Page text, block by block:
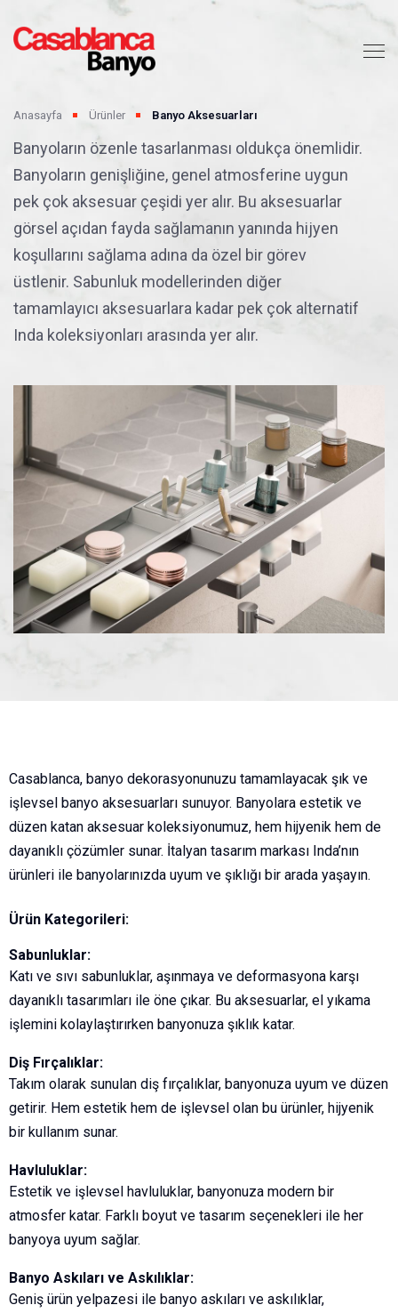
Anasayfa Ürünler Banyo Aksesuarları
Banyoların özenle tasarlanması oldukça önemlidir.
Banyoların genişliğine, genel atmosferine uygun
pek çok aksesuar çeşidi yer alır. Bu aksesuarlar
görsel açıdan fayda sağlamanın yanında hijyen
koşullarını sağlama adına da özel bir görev
üstlenir. Sabunluk modellerinden diğer
tamamlayıcı aksesuarlara kadar pek çok alternatif
Inda koleksiyonları arasında yer alır.
Casablanca, banyo dekorasyonunuzu tamamlayacak şık ve
işlevsel banyo aksesuarları sunuyor. Banyolara estetik ve
düzen katan aksesuar koleksiyonumuz, hem hijyenik hem de
dayanıklı çözümler sunar. İtalyan tasarım markası Inda’nın
ürünleri ile banyolarınızda uyum ve şıklığı bir arada yaşayın.
Ürün Kategorileri:
Sabunluklar:
Katı ve sıvı sabunluklar, aşınmaya ve deformasyona karşı
dayanıklı tasarımları ile öne çıkar. Bu aksesuarlar, el yıkama
işlemini kolaylaştırırken banyonuza şıklık katar.
Diş Fırçalıklar:
Takım olarak sunulan diş fırçalıklar, banyonuza uyum ve düzen
getirir. Hem estetik hem de işlevsel olan bu ürünler, hijyenik
bir kullanım sunar.
Havluluklar:
Estetik ve işlevsel havluluklar, banyonuza modern bir
atmosfer katar. Farklı boyut ve tasarım seçenekleri ile her
banyoya uyum sağlar.
Banyo Askıları ve Askılıklar:
Geniş ürün yelpazesi ile banyo askıları ve askılıklar,